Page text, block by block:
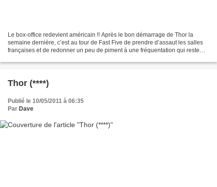
Le box-office redevient américain !! Après le bon démarrage de Thor la
semaine dernière, c’est au tour de Fast Five de prendre d’assaut les salles
françaises et de redonner un peu de piment à une fréquentation qui reste
Thor (****)
Publié le 10/05/2011 à 06:35
Par Dave